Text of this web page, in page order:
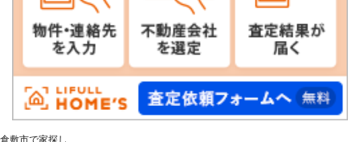
倉敷市で家探し